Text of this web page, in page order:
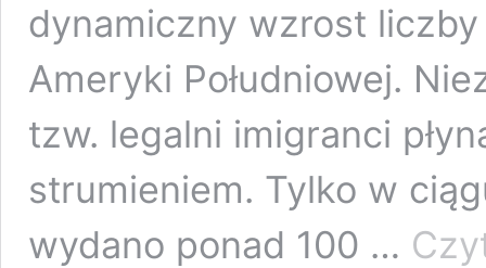
dynamiczny wzrost
Ameryki Południowej.
tzw. legalni imigranci
strumieniem. Tylko w
wydano ponad 100 …